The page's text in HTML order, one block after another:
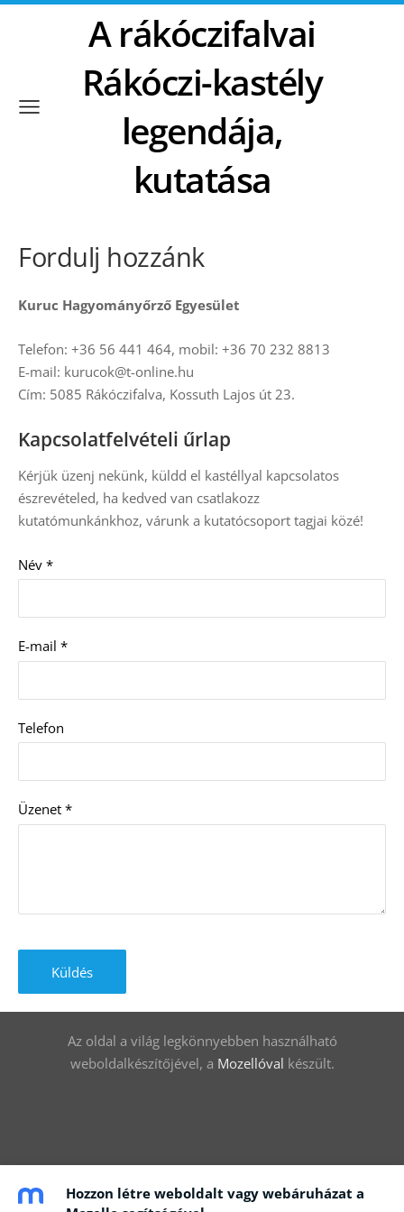
A rákóczifalvai
Rákóczi-kastély
legendája,
kutatása
Fordulj hozzánk
Kuruc Hagyományőrző Egyesület
Telefon: +36 56 441 464, mobil: +36 70 232 8813
E-mail: kurucok@t-online.hu
Cím: 5085 Rákóczifalva, Kossuth Lajos út 23.
Kapcsolatfelvételi űrlap
Kérjük üzenj nekünk, küldd el kastéllyal kapcsolatos
észrevételed, ha kedved van csatlakozz
kutatómunkánkhoz, várunk a kutatócsoport tagjai közé!
Név *
E-mail *
Telefon
Üzenet *
Az oldal a világ legkönnyebben használható
weboldalkészítőjével, a Mozellóval készült.
Hozzon létre weboldalt vagy webáruházat a